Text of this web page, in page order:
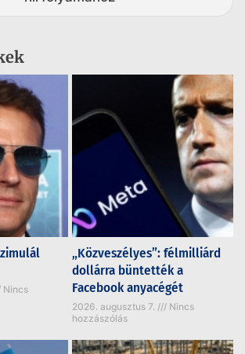
Nincs
„Közveszélyes”: félmilliárd
dollárra büntették a
Facebook anyacégét
2026. augusztus 7.
Nincs
hozzászólás